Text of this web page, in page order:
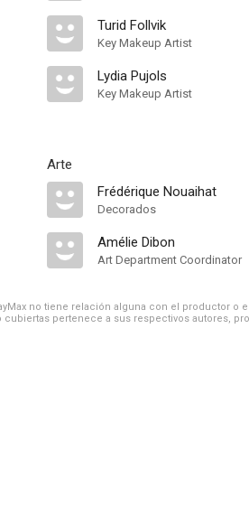
Turid Follvik
Key Makeup Artist
Lydia Pujols
Key Makeup Artist
Arte
Frédérique Nouaihat
Decorados
Amélie Dibon
Art Department Coordinator
no tiene relación alguna con el productor o
pertenece a sus respectivos autores,